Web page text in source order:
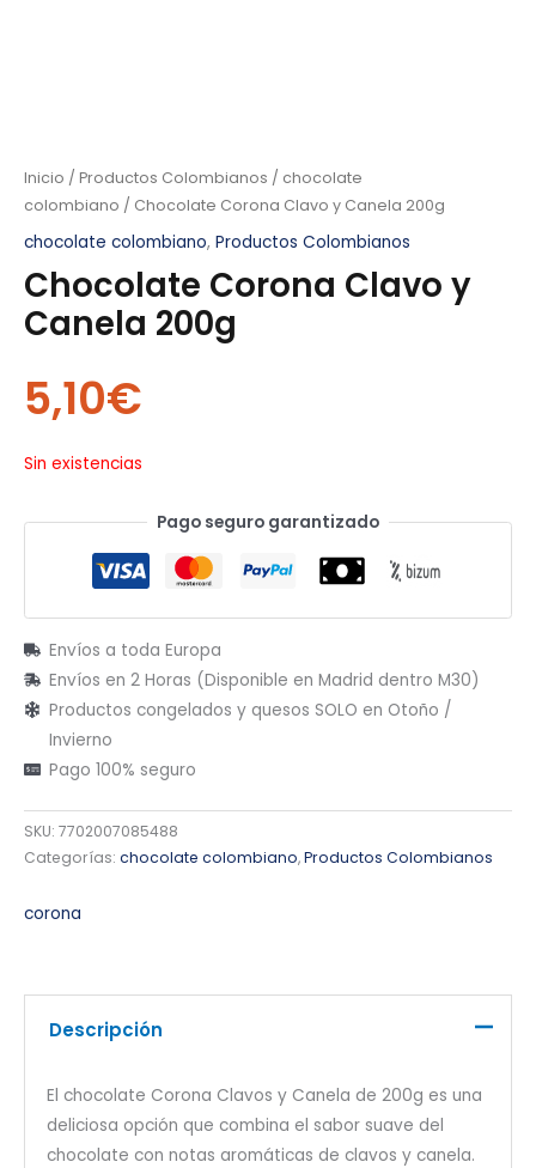
Inicio / Productos Colombianos / chocolate
colombiano / Chocolate Corona Clavo y Canela 200g
chocolate colombiano, Productos Colombianos
Chocolate Corona Clavo y
Canela 200g
5,10€
Sin existencias
Pago seguro garantizado
Envíos a toda Europa
Envíos en 2 Horas (Disponible en Madrid dentro M30)
Productos congelados y quesos SOLO en Otoño /
Invierno
Pago 100% seguro
SKU: 7702007085488
Categorías: chocolate colombiano,Productos Colombianos
corona
Descripción
El chocolate Corona Clavos y Canela de 200g es una
deliciosa opción que combina el sabor suave del
chocolate con notas aromáticas de clavos y canela.